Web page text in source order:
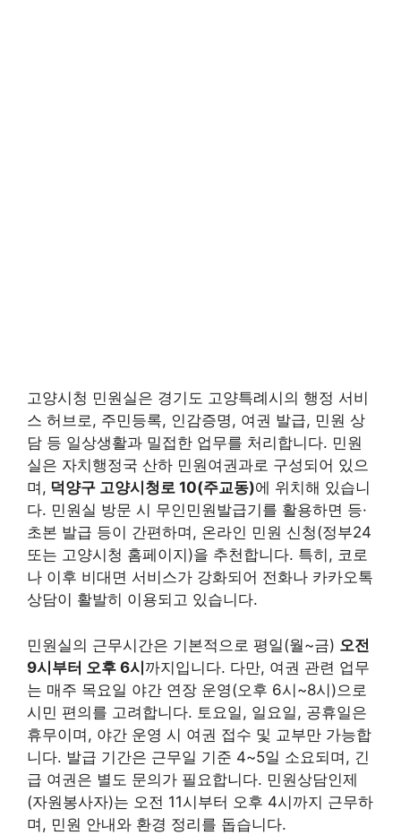
고양시청 민원실은 경기도 고양특례시의 행정 서비
스 허브로, 주민등록, 인감증명, 여권 발급, 민원 상
담 등 일상생활과 밀접한 업무를 처리합니다. 민원
실은 자치행정국 산하 민원여권과로 구성되어 있으
며, 덕양구 고양시청로 10(주교동)에 위치해 있습니
다. 민원실 방문 시 무인민원발급기를 활용하면 등·
초본 발급 등이 간편하며, 온라인 민원 신청(정부24
또는 고양시청 홈페이지)을 추천합니다. 특히, 코로
나 이후 비대면 서비스가 강화되어 전화나 카카오톡
상담이 활발히 이용되고 있습니다.
민원실의 근무시간은 기본적으로 평일(월~금) 오전
9시부터 오후 6시까지입니다. 다만, 여권 관련 업무
는 매주 목요일 야간 연장 운영(오후 6시~8시)으로
시민 편의를 고려합니다. 토요일, 일요일, 공휴일은
휴무이며, 야간 운영 시 여권 접수 및 교부만 가능합
니다. 발급 기간은 근무일 기준 4~5일 소요되며, 긴
급 여권은 별도 문의가 필요합니다. 민원상담인제
(자원봉사자)는 오전 11시부터 오후 4시까지 근무하
며, 민원 안내와 환경 정리를 돕습니다.